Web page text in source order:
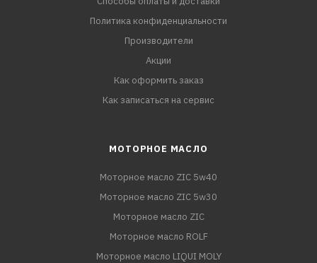
Политика конфиденциальности
Производители
Акции
Как оформить заказ
Как записаться на сервис
МОТОРНОЕ МАСЛО
Моторное масло ZIC 5w40
Моторное масло ZIC 5w30
Моторное масло ZIC
Моторное масло ROLF
Моторное масло LIQUI MOLY